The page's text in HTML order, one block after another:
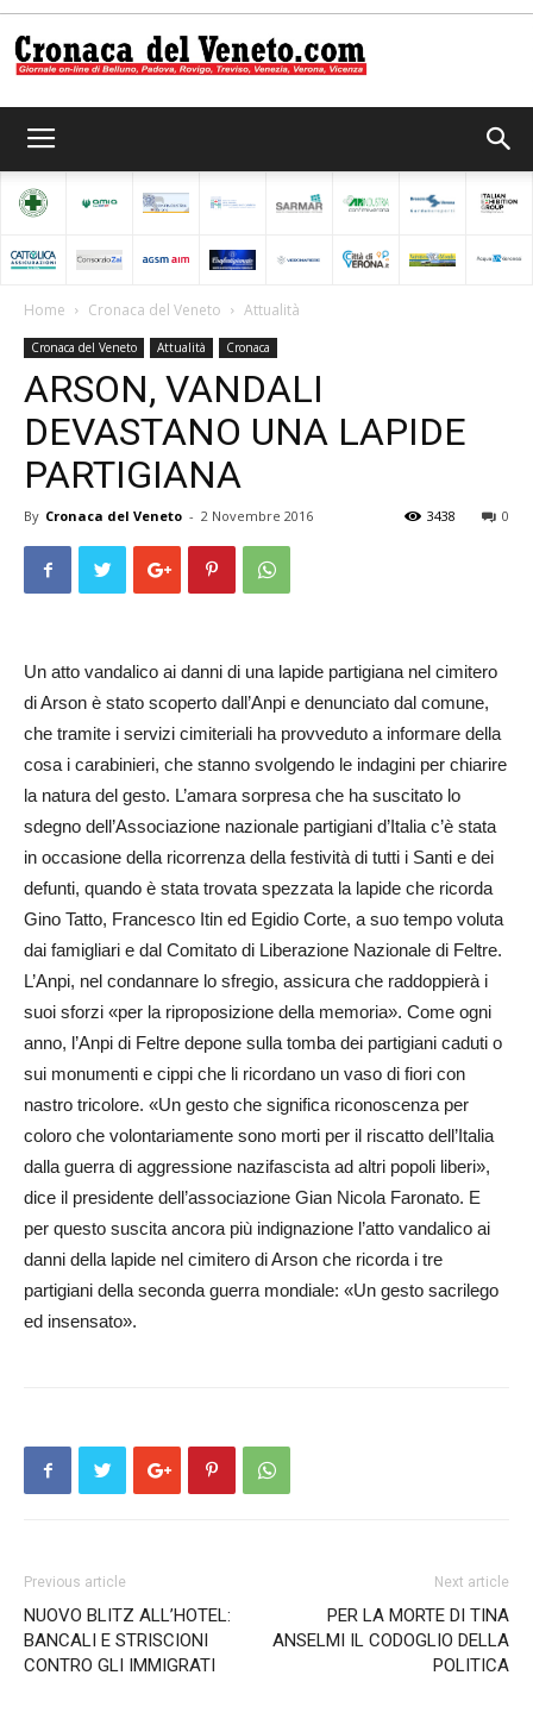
del
Veneto
Home Cronaca del Veneto Attualità
Cronaca del Veneto Attualità Cronaca
ARSON, VANDALI
DEVASTANO UNA LAPIDE
PARTIGIANA
By Cronaca del Veneto - 2 Novembre 2016 0
3438
Un atto vandalico ai danni di una lapide partigiana nel cimitero
di Arson è stato scoperto dall’Anpi e denunciato dal co­mune,
che tramite i servizi cimiteriali ha provveduto a informare della
cosa i carabinieri, che stanno svolgendo le indagini per chiarire
la natura del gesto. L’amara sorpresa che ha suscitato lo
sdegno dell’Associazione nazionale partigiani d’Italia c’è stata
in occasione della ricorrenza della festività di tutti i Santi e dei
defunti, quando è stata trovata spezzata la lapide che ricorda
Gino Tatto, Francesco Itin ed Egidio Corte, a suo tempo voluta
dai famigliari e dal Comitato di Liberazione Nazionale di Feltre.
L’Anpi, nel condannare lo sfregio, assicura che raddoppierà i
suoi sforzi «per la riproposizione della memoria». Come ogni
anno, l’Anpi di Feltre depone sulla tomba dei partigiani caduti o
sui monumenti e cippi che li ricordano un vaso di fiori con
nastro tricolore. «Un gesto che significa riconoscenza per
coloro che volontariamente sono morti per il riscatto dell­’Italia
dalla guerra di ag­gressione nazifascista ad al­tri popoli liberi»,
dice il presidente dell’associazione Gian Nicola Faronato. E
per questo su­scita ancora più indignazione l’atto vandalico ai
danni della lapide nel cimitero di Ar­son che ricorda i tre
partigiani de­lla seconda guerra mondiale: «Un gesto sacrilego
ed insensato».
Previous article
NUOVO BLITZ ALL’HOTEL:
BANCALI E STRISCIONI
CONTRO GLI IMMIGRATI
Next article
PER LA MORTE DI TINA
ANSELMI IL CODOGLIO DELLA
POLITICA